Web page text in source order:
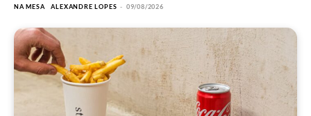
NA MESA ALEXANDRE LOPES - 09/08/2026